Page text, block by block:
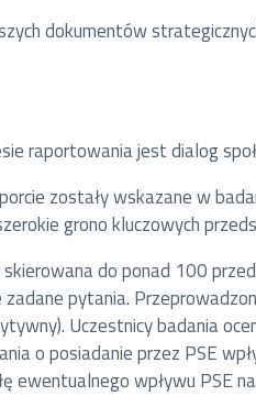
dokumentów
raportowania jest dialog
zostały wskazane w
grono kluczowych
do ponad 100
pytania.
Uczestnicy badania
o posiadanie przez PSE
ewentualnego wpływu PSE